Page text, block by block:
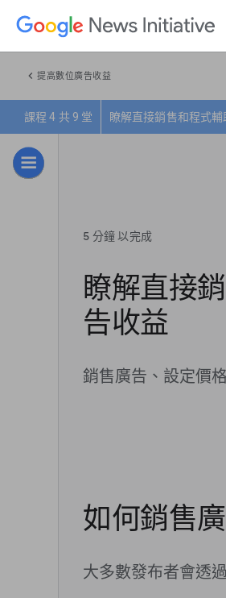
chevron_left 提高數位廣告收益
課程 4 共 9 堂 瞭解直接銷售和程式
5 分鐘 以完成
瞭解直接
告收益
銷售廣告、設定價
如何銷售
大多數發布者會透過